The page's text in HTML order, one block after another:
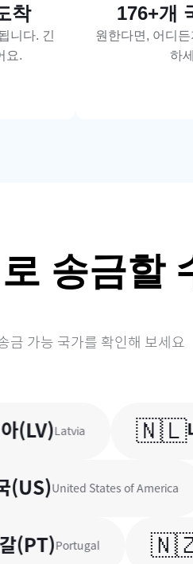
착
니다. 긴
요.
176+개
원한다면, 어디
하
송금할
금 가능 국가를 확인해 보세요
)Latvia 🇳🇱 네
)United States of America
) Portugal 🇳🇿